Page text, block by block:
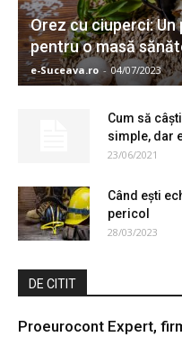
Orez cu ciuperci:
pentru o masă
e-Suceava.ro - 04/07/2023
Cum să
simple, dar
23/06/2021
Când eşti
pericol
28/03/2023
DE CITIT
Proeurocont Expert,